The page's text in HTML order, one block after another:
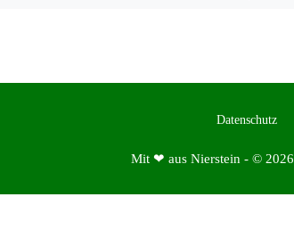
Datenschutz
Mit ❤ aus Nierstein - ©